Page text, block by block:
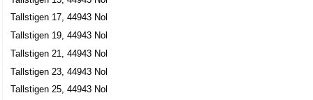
Tallstigen 17, 44943 Nol
Tallstigen 19, 44943 Nol
Tallstigen 21, 44943 Nol
Tallstigen 23, 44943 Nol
Tallstigen 25, 44943 Nol